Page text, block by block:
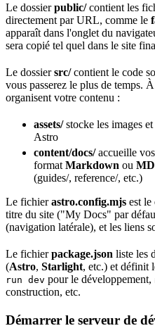
Le dossierpublic/contient les
directement parURL, comme le
apparaît dans l'onglet du
sera copié tel quel dans le site
Le dossiersrc/contient le code
vous passerez le plus de temps.
organisent votre contenu :
assets/stocke les images
Astro
content/docs/accueille
format Markdown ou
(guides/, reference/, etc.)
Le fichierastro.config.mjs est
titre du site ("My Docs" par
(navigation latérale), et les liens
Le fichierpackage.json liste les
(Astro, Starlight, etc.) et définit
run dev pour le développement,
construction, etc.
Démarrer le serveur de